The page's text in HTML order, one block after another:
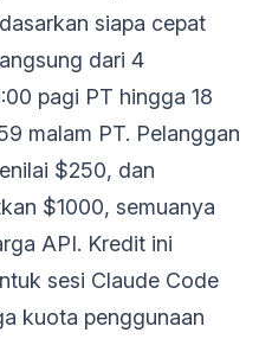
siapa cepat
dari 4
pagi PT hingga 18
malam PT. Pelanggan
$250, dan
$1000, semuanya
API. Kredit ini
sesi Claude Code
kuota penggunaan